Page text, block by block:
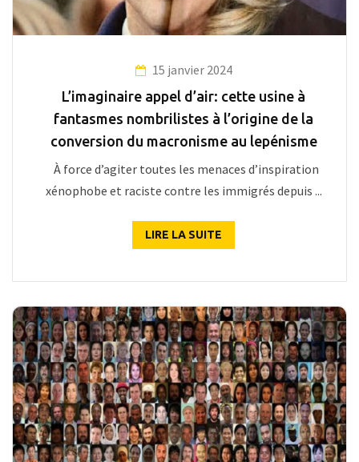
15 janvier 2024
L’imaginaire appel d’air: cette usine à
fantasmes nombrilistes à l’origine de la
conversion du macronisme au lepénisme
À force d’agiter toutes les menaces d’inspiration
xénophobe et raciste contre les immigrés depuis ...
LIRE LA SUITE